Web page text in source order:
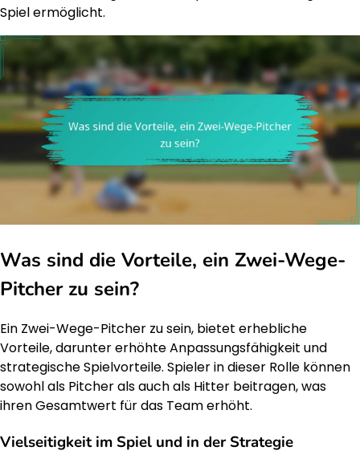
Spiel ermöglicht.
Was sind die Vorteile, ein Zwei-Wege-
Pitcher zu sein?
Ein Zwei-Wege-Pitcher zu sein, bietet erhebliche
Vorteile, darunter erhöhte Anpassungsfähigkeit und
strategische Spielvorteile. Spieler in dieser Rolle können
sowohl als Pitcher als auch als Hitter beitragen, was
ihren Gesamtwert für das Team erhöht.
Vielseitigkeit im Spiel und in der Strategie